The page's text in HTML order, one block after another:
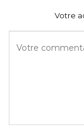
Votre